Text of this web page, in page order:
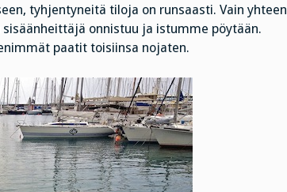
tyhjentyneitä tiloja on runsaasti. Vain yhteen
onnistuu ja istumme pöytään.
paatit toisiinsa nojaten.